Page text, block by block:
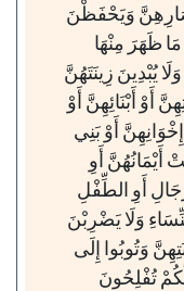
وَيَحْفَظْنَ
ظَهَرَ مِنْهَا
يُبْدِينَ زِينَتَهُنَّ
أَوْ أَبْنَائِهِنَّ أَوْ
أَوْ بَنِي
أَيْمَانُهُنَّ أَوِ
أَوِ الطِّفْلِ
وَلَا يَضْرِبْنَ
وَتُوبُوا إِلَى
تُفْلِحُونَ